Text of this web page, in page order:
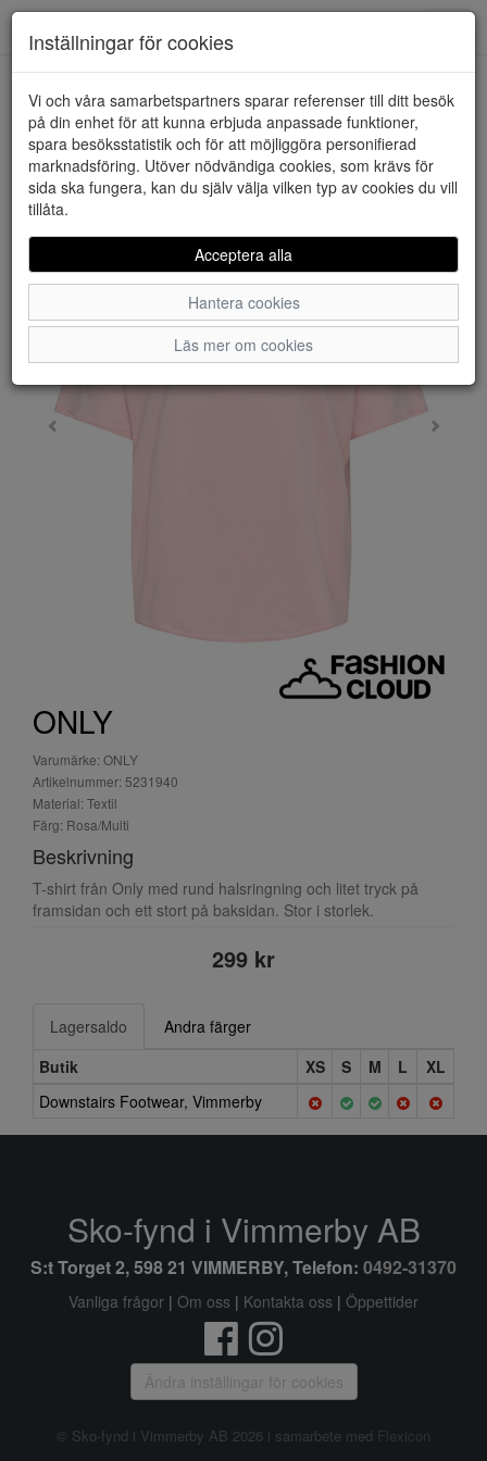
HEM ONLY
ONLY
Varumärke: ONLY
Artikelnummer: 5231940
Material: Textil
Färg: Rosa/Multi
Beskrivning
T-shirt från Only med rund halsringning och litet tryck på
framsidan och ett stort på baksidan. Stor i storlek.
299 kr
Lagersaldo
Andra färger
Butik
XS S M L
XL
Downstairs Footwear, Vimmerby
Inställningar för cookies
Vi och våra samarbetspartners sparar referenser till ditt besök
på din enhet för att kunna erbjuda anpassade funktioner,
spara besöksstatistik och för att möjliggöra personifierad
marknadsföring. Utöver nödvändiga cookies, som krävs för
sida ska fungera, kan du själv välja vilken typ av cookies du vill
tillåta.
Acceptera alla
Hantera cookies
Läs mer om cookies
Sko-fynd i Vimmerby AB
S:t Torget 2, 598 21 VIMMERBY, Telefon: 0492-31370
Vanliga frågor | Om oss | Kontakta oss | Öppettider
Ändra inställingar för cookies
© Sko-fynd i Vimmerby AB 2026 i samarbete med Flexicon